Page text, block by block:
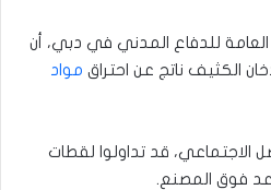
العامة للدفاع المدني في دبي، أن
الكثيف ناتج عن احتراق مواد
الاجتماعي، قد تداولوا لقطات
فوق المصنع.